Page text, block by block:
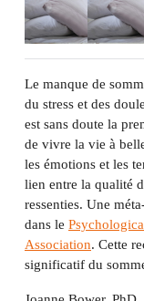
Le manque de
du stress et des
est sans doute la
de vivre la vie à
les émotions et les
lien entre la qualité
ressenties. Une
dans le
Association. Cette
significatif du